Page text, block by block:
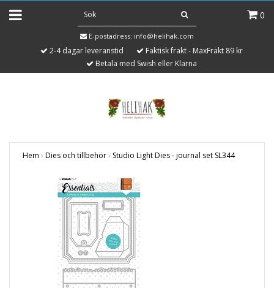
0
E-postadress: info@helihak.com
2-4 dagar leveranstid
Faktisk frakt - MaxFrakt 89 kr
Betala med Swish eller Klarna
Hem › Dies och tillbehör› Studio Light Dies - journal set SL344